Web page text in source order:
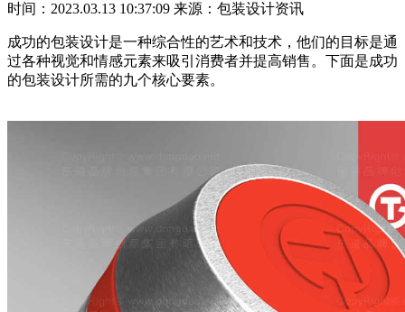
时间：2023.03.13 10:37:09 来源：包装设计资讯
成功的包装设计是一种综合性的艺术和技术，他们的目标是通
过各种视觉和情感元素来吸引消费者并提高销售。下面是成功
的包装设计所需的九个核心要素。